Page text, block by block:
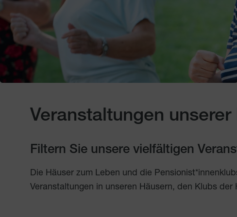
Veranstaltungen
Filtern Sie unsere vielfältigen
Die Häuser zum Leben und die
Veranstaltungen in unseren Häusern, den Klubs